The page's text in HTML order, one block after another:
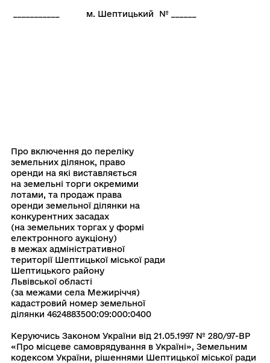
м. Шептицький № ______
Про включення до переліку
земельних ділянок, право
оренди на які виставляється
на земельні торги окремими
лотами, та продаж права
оренди земельної ділянки на
конкурентних засадах
(на земельних торгах у формі
електронного аукціону)
в межах адміністративної
території Шептицької міської ради
Шептицького району
Львівської області
(за межами села Межиріччя)
кадастровий номер земельної
ділянки 4624883500:09:000:0400
Керуючись Законом України вiд 21.05.1997 № 280/97-ВР
«Про мiсцеве самоврядування в Українi», Земельним
кодексом України, рішеннями Шептицької міської ради